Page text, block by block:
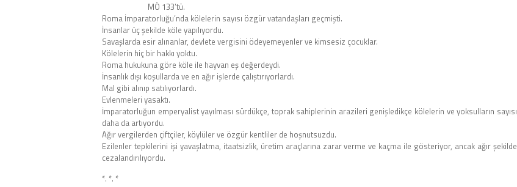
MÖ 133’tü.
Roma İmparatorluğu’nda kölelerin sayısı özgür vatandaşları geçmişti.
İnsanlar üç şekilde köle yapılıyordu.
Savaşlarda esir alınanlar, devlete vergisini ödeyemeyenler ve kimsesiz çocuklar.
Kölelerin hiç bir hakkı yoktu.
Roma hukukuna göre köle ile hayvan eş değerdeydi.
İnsanlık dışı koşullarda ve en ağır işlerde çalıştırıyorlardı.
Mal gibi alınıp satılıyorlardı.
Evlenmeleri yasaktı.
İmparatorluğun emperyalist yayılması sürdükçe, toprak sahiplerinin arazileri genişledikçe kölelerin ve yoksulların sayısı
daha da artıyordu.
Ağır vergilerden çiftçiler, köylüler ve özgür kentliler de hoşnutsuzdu.
Ezilenler tepkilerini işi yavaşlatma, itaatsizlik, üretim araçlarına zarar verme ve kaçma ile gösteriyor, ancak ağır şekilde
cezalandırılıyordu.
*. *. *